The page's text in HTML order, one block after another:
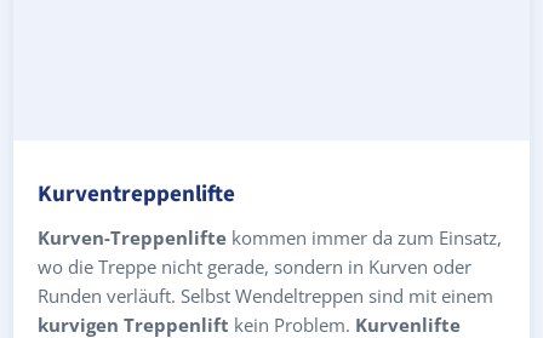
Kurventreppenlifte
Kurven-Treppenlifte kommen immer da zum Einsatz,
wo die Treppe nicht gerade, sondern in Kurven oder
Runden verläuft. Selbst Wendeltreppen sind mit einem
kurvigen Treppenlift kein Problem. Kurvenlifte